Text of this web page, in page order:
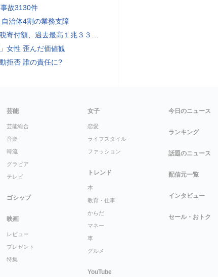
故3130件
治体4割の業務支障
高１兆３３１４億円…住民税控除額最大は横浜市の３７３億円
女性 歪んだ価値観
拒否 誰の責任に?
芸能
芸能総合
音楽
韓流
グラビア
テレビ
ゴシップ
映画
レビュー
プレゼント
特集
女子
恋愛
ライフスタイル
ファッション
トレンド
本
教育・仕事
からだ
マネー
車
グルメ
YouTube
今日のニュース
ランキング
話題のニュース
配信元一覧
インタビュー
セール・おトク